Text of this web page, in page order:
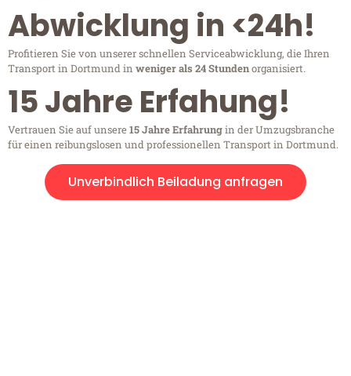
Abwicklung in <24h!
Profitieren Sie von unserer schnellen Serviceabwicklung, die Ihren
Transport in Dortmund in weniger als 24 Stundenorganisiert.
15 Jahre Erfahung!
Vertrauen Sie auf unsere15 Jahre Erfahrungin der Umzugsbranche
für einen reibungslosen und professionellen Transport in Dortmund.
Unverbindlich Beiladung anfragen